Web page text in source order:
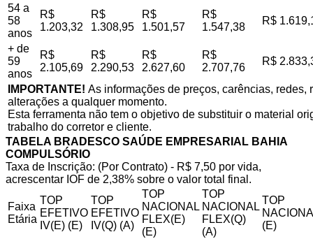
54 a
58
anos
R$
1.203,32
R$
1.308,95
R$
1.501,57
R$
1.547,38
R$
+ de
59
anos
R$
2.105,69
R$
2.290,53
R$
2.627,60
R$
2.707,76
R$
IMPORTANTE! As informações de preços, carências,
alterações a qualquer momento.
Esta ferramenta não tem o objetivo de substituir o material
trabalho do corretor e cliente.
TABELA BRADESCO SAÚDE EMPRESARIAL BAHIA
COMPULSÓRIO
Taxa de Inscrição: (Por Contrato) - R$ 7,50 por vida,
acrescentar IOF de 2,38% sobre o valor total final.
Faixa
Etária
TOP
EFETIVO
IV(E) (E)
TOP
EFETIVO
IV(Q) (A)
TOP
NACIONAL
FLEX(E)
(E)
TOP
NACIONAL
FLEX(Q)
(A)
TOP
(E)